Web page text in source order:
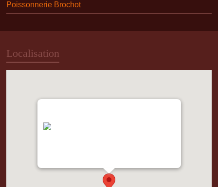
Poissonnerie Brochot
Localisation
"var d=document,